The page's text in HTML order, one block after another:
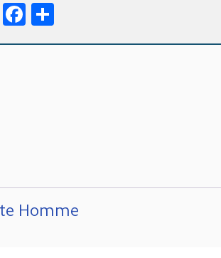
Prophète
Facebook
Homme